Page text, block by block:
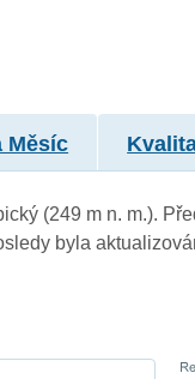
Měsíc
(249 m n. m.).
byla